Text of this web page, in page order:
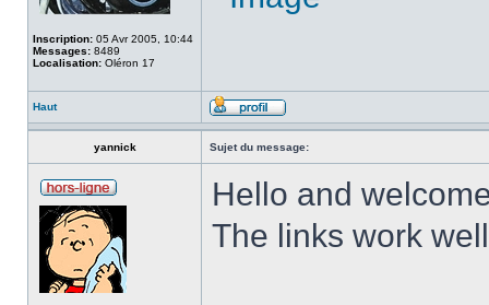
Inscription: 05 Avr 2005, 10:44
Messages: 8489
Localisation: Oléron 17
Haut
yannick Sujet du message:
Hello and
The links work